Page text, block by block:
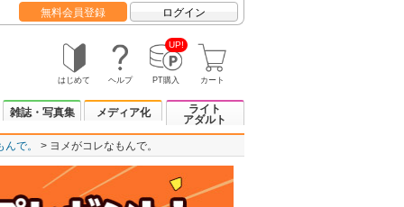
無料会員登録 ログイン
はじめて ヘルプ
UP!
PT購入 カート
雑誌・写真集 メディア化
ライト
アダルト
で。 ヨメがコレなもんで。